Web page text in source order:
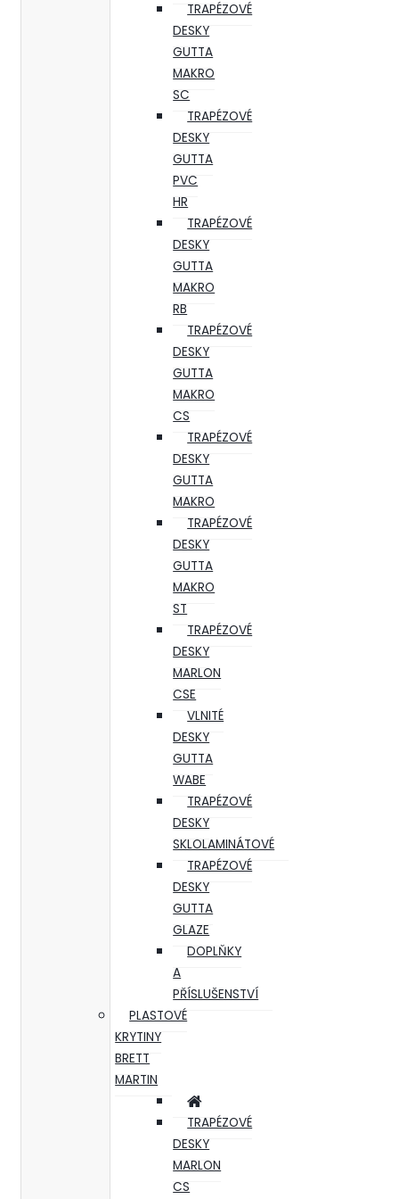
TRAPÉZOVÉ
DESKY
GUTTA
MAKRO
SC
TRAPÉZOVÉ
DESKY
GUTTA
PVC
HR
TRAPÉZOVÉ
DESKY
GUTTA
MAKRO
RB
TRAPÉZOVÉ
DESKY
GUTTA
MAKRO
CS
TRAPÉZOVÉ
DESKY
GUTTA
MAKRO
TRAPÉZOVÉ
DESKY
GUTTA
MAKRO
ST
TRAPÉZOVÉ
DESKY
MARLON
CSE
VLNITÉ
DESKY
GUTTA
WABE
TRAPÉZOVÉ
DESKY
SKLOLAMINÁTOVÉ
TRAPÉZOVÉ
DESKY
GUTTA
GLAZE
DOPLŇKY
A
PŘÍSLUŠENSTVÍ
PLASTOVÉ
KRYTINY
BRETT
MARTIN
TRAPÉZOVÉ
DESKY
MARLON
CS